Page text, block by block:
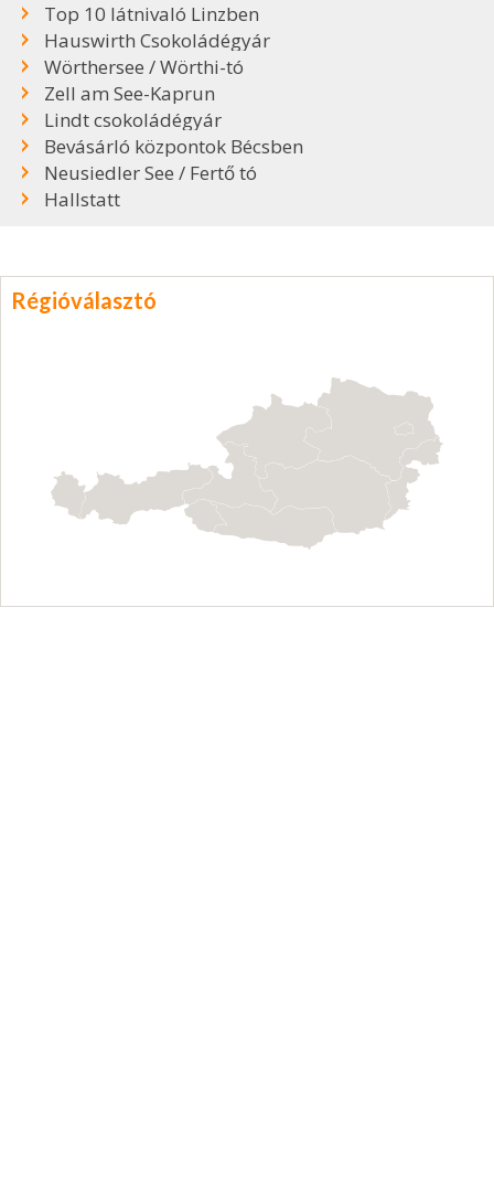
Top 10 látnivaló Linzben
Hauswirth Csokoládégyár
Wörthersee / Wörthi-tó
Zell am See-Kaprun
Lindt csokoládégyár
Bevásárló központok Bécsben
Neusiedler See / Fertő tó
Hallstatt
Régióválasztó